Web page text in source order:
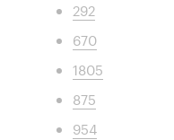
292
670
1805
875
954